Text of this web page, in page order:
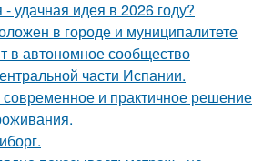
- удачная идея в 2026 году?
в городе и муниципалитете
в автономное сообщество
части Испании.
и практичное решение